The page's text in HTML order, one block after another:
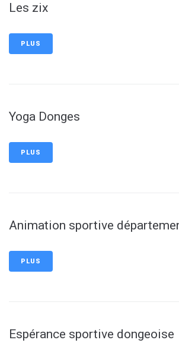
Les zix
PLUS
Yoga Donges
PLUS
Animation sportive
PLUS
Espérance sportive dongeoise